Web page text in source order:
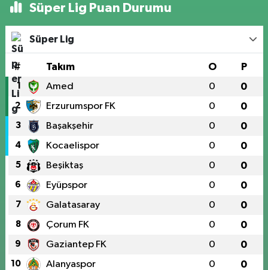
Süper Lig Puan Durumu
Süper Lig
# Takım O P
1 Amed 0 0
2 Erzurumspor FK 0 0
3 Başakşehir 0 0
4 Kocaelispor 0 0
5 Beşiktaş 0 0
6 Eyüpspor 0 0
7 Galatasaray 0 0
8 Çorum FK 0 0
9 Gaziantep FK 0 0
10 Alanyaspor 0 0